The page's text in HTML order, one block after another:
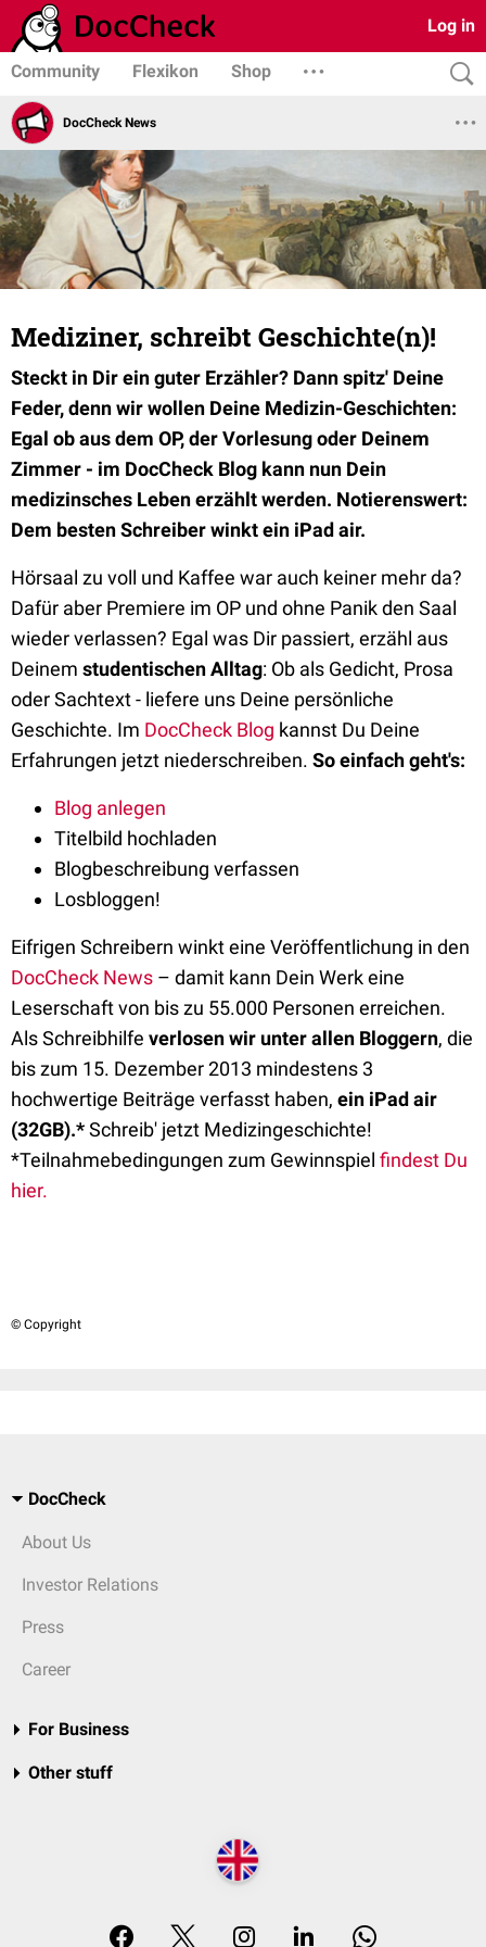
Log in
Community Flexikon Shop
DocCheck News
Mediziner, schreibt Geschichte(n)!
Steckt in Dir ein guter Erzähler? Dann spitz' Deine
Feder, denn wir wollen Deine Medizin-Geschichten:
Egal ob aus dem OP, der Vorlesung oder Deinem
Zimmer - im DocCheck Blog kann nun Dein
medizinsches Leben erzählt werden. Notierenswert:
Dem besten Schreiber winkt ein iPad air.
Hörsaal zu voll und Kaffee war auch keiner mehr da?
Dafür aber Premiere im OP und ohne Panik den Saal
wieder verlassen? Egal was Dir passiert, erzähl aus
Deinem studentischenAlltag: Ob als Gedicht, Prosa
oder Sachtext - liefere uns Deine persönliche
Geschichte. Im DocCheck Blog kannst Du Deine
Erfahrungen jetzt niederschreiben. So einfach geht's:
Blog anlegen
Titelbild hochladen
Blogbeschreibung verfassen
Losbloggen!
Eifrigen Schreibern winkt eine Veröffentlichung in den
DocCheck News – damit kann Dein Werk eine
Leserschaft von bis zu 55.000 Personen erreichen.
Als Schreibhilfe verlosen wir unter allen Bloggern, die
bis zum 15. Dezember 2013 mindestens 3
hochwertige Beiträge verfasst haben, ein iPad air
(32GB).*Schreib' jetzt Medizingeschichte!
*Teilnahmebedingungen zum Gewinnspiel findest Du
hier.
© Copyright
DocCheck
About Us
Investor Relations
Press
Career
For Business
Other stuff